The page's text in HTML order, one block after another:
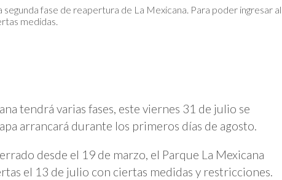
segunda fase de reapertura de La Mexicana. Para poder ingresar al
medidas.
tendrá varias fases, este viernes 31 de julio se
arrancará durante los primeros días de agosto.
desde el 19 de marzo, el Parque La Mexicana
el 13 de julio con ciertas medidas y restricciones.